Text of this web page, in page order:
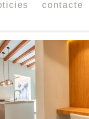
contacte